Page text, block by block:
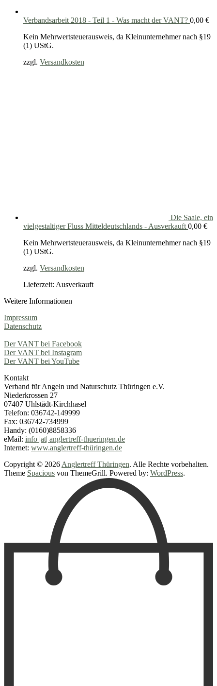
Verbandsarbeit 2018 - Teil 1 - Was macht der VANT? 0,00 €
Kein Mehrwertsteuerausweis, da Kleinunternehmer nach §19
(1) UStG.
zzgl. Versandkosten
Die Saale, ein
vielgestaltiger Fluss Mitteldeutschlands - Ausverkauft 0,00 €
Kein Mehrwertsteuerausweis, da Kleinunternehmer nach §19
(1) UStG.
zzgl. Versandkosten
Lieferzeit: Ausverkauft
Weitere Informationen
Impressum
Datenschutz
Der VANT bei Facebook
Der VANT bei Instagram
Der VANT bei YouTube
Kontakt
Verband für Angeln und Naturschutz Thüringen e.V.
Niederkrossen 27
07407 Uhlstädt-Kirchhasel
Telefon: 036742-149999
Fax: 036742-734999
Handy: (0160)8858336
eMail: info |at| anglertreff-thueringen.de
Internet: www.anglertreff-thüringen.de
Copyright © 2026Anglertreff Thüringen. Alle Rechte vorbehalten.
Theme Spacious von ThemeGrill. Powered by: WordPress.